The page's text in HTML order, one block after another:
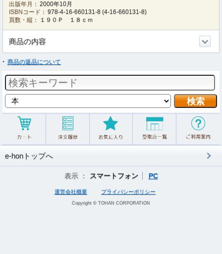
出版年月： 2000年10月
ISBNコード： 978-4-16-660131-8 (4-16-660131-8)
頁数・縦：
１９０Ｐ １８ｃｍ
商品の内容
商品の返品について
e-honトップへ
表示 ： スマートフォン PC
運営会社概要 プライバシーポリシー
Copyright © TOHAN CORPORATION